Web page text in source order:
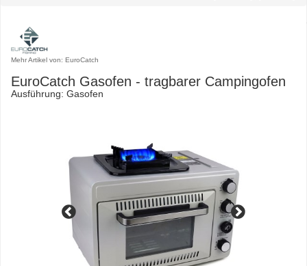
Mehr Artikel von: EuroCatch
EuroCatch Gasofen - tragbarer Campingofen
Ausführung: Gasofen